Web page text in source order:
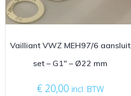
Vailliant VWZ MEH97/6 aansluit
set – G1″ – Ø22 mm
€ 20,00 incl. BTW